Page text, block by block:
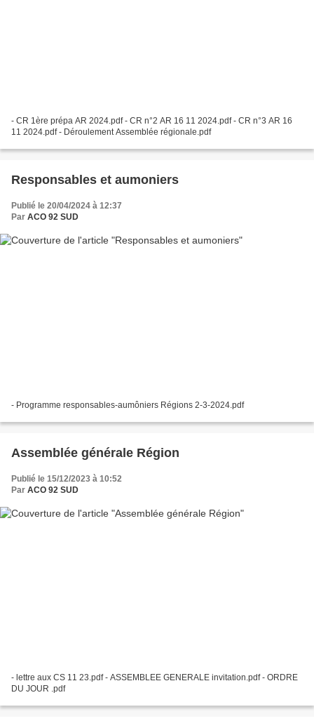
- CR 1ère prépa AR 2024.pdf - CR n°2 AR 16 11 2024.pdf - CR n°3 AR 16
11 2024.pdf - Déroulement Assemblée régionale.pdf
Responsables et aumoniers
Publié le 20/04/2024 à 12:37
Par ACO 92 SUD
- Programme responsables-aumôniers Régions 2-3-2024.pdf
Assemblée générale Région
Publié le 15/12/2023 à 10:52
Par ACO 92 SUD
- lettre aux CS 11 23.pdf - ASSEMBLEE GENERALE invitation.pdf - ORDRE
DU JOUR .pdf